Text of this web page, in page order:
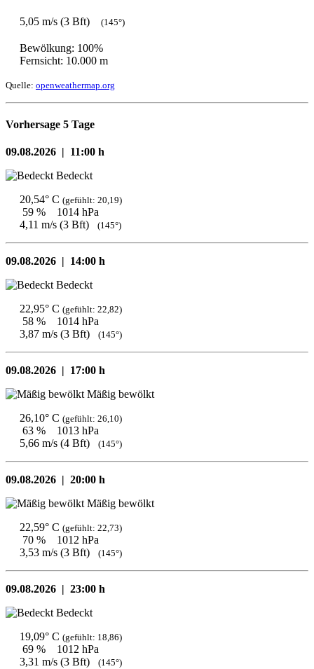
5,05 m/s (3 Bft) (145°)
Bewölkung: 100%
Fernsicht: 10.000 m
Quelle: openweathermap.org
Vorhersage 5 Tage
09.08.2026 | 11:00 h
Bedeckt
20,54° C (gefühlt: 20,19)
59 %
1014 hPa
4,11 m/s (3 Bft)
(145°)
09.08.2026 | 14:00 h
Bedeckt
22,95° C (gefühlt: 22,82)
58 %
1014 hPa
3,87 m/s (3 Bft)
(145°)
09.08.2026 | 17:00 h
Mäßig bewölkt
26,10° C (gefühlt: 26,10)
63 %
1013 hPa
5,66 m/s (4 Bft)
(145°)
09.08.2026 | 20:00 h
Mäßig bewölkt
22,59° C (gefühlt: 22,73)
70 %
1012 hPa
3,53 m/s (3 Bft)
(145°)
09.08.2026 | 23:00 h
Bedeckt
19,09° C (gefühlt: 18,86)
69 %
1012 hPa
3,31 m/s (3 Bft)
(145°)